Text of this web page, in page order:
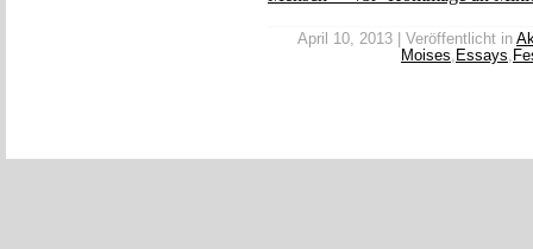
April 10, 2013 | Veröffentlicht in
Moises, Essays,